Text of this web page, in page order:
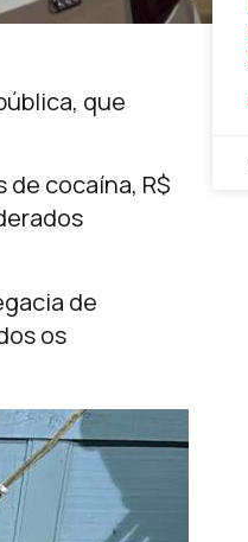
que
de cocaína, R$
de
os